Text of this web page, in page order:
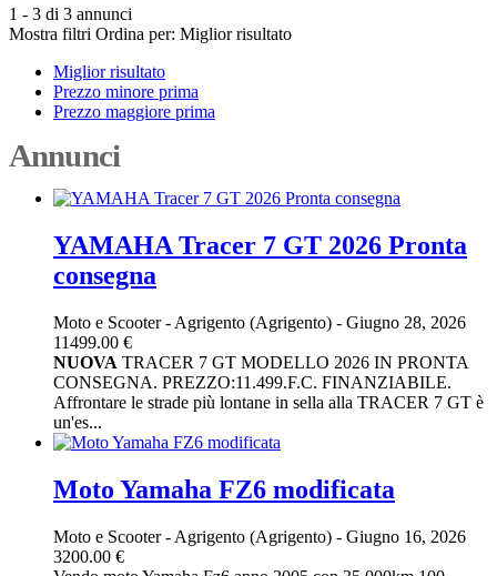
1 - 3 di 3 annunci
Mostra filtri Ordina per: Miglior risultato
Miglior risultato
Prezzo minore prima
Prezzo maggiore prima
Annunci
YAMAHA Tracer 7 GT 2026 Pronta
consegna
Moto e Scooter- Agrigento (Agrigento) - Giugno 28, 2026
11499.00 €
NUOVA TRACER 7 GT MODELLO 2026 IN PRONTA
CONSEGNA. PREZZO:11.499.F.C. FINANZIABILE.
Affrontare le strade più lontane in sella alla TRACER 7 GT è
un'es...
Moto Yamaha FZ6 modificata
Moto e Scooter- Agrigento (Agrigento) - Giugno 16, 2026
3200.00 €